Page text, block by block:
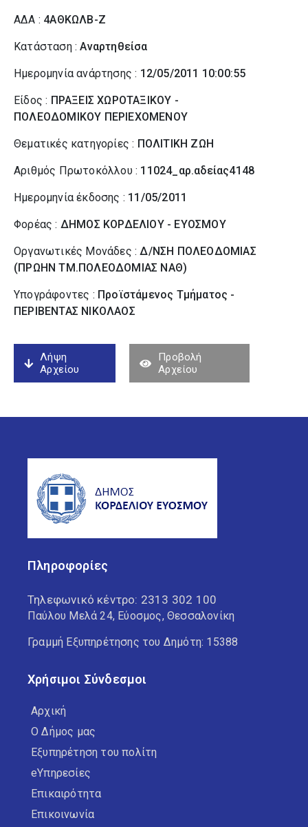
ΑΔΑ : 4ΑΘΚΩΛΒ-Ζ
Κατάσταση :Αναρτηθείσα
Ημερομηνία ανάρτησης : 12/05/2011 10:00:55
Είδος : ΠΡΑΞΕΙΣ ΧΩΡΟΤΑΞΙΚΟΥ -
ΠΟΛΕΟΔΟΜΙΚΟΥ ΠΕΡΙΕΧΟΜΕΝΟΥ
Θεματικές κατηγορίες : ΠΟΛΙΤΙΚΗ ΖΩΗ
Αριθμός Πρωτοκόλλου : 11024_αρ.αδείας4148
Ημερομηνία έκδοσης : 11/05/2011
Φορέας : ΔΗΜΟΣ ΚΟΡΔΕΛΙΟΥ - ΕΥΟΣΜΟΥ
Οργανωτικές Μονάδες :Δ/ΝΣΗ ΠΟΛΕΟΔΟΜΙΑΣ
(ΠΡΩΗΝ ΤΜ.ΠΟΛΕΟΔΟΜΙΑΣ ΝΑΘ)
Υπογράφοντες : Προϊστάμενος Τμήματος -
ΠΕΡΙΒΕΝΤΑΣ ΝΙΚΟΛΑΟΣ
Λήψη
Αρχείου
Προβολή
Αρχείου
Πληροφορίες
Τηλεφωνικό κέντρο: 2313 302 100
Παύλου Μελά 24, Εύοσμος, Θεσσαλονίκη
Γραμμή Εξυπηρέτησης του Δημότη: 15388
Χρήσιμοι Σύνδεσμοι
Αρχική
Ο Δήμος μας
Εξυπηρέτηση του πολίτη
eΥπηρεσίες
Επικαιρότητα
Επικοινωνία